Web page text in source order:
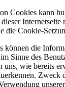
Cookies kann
Internetseite
die Cookie-
können die
Sinne des
uns, wie bereits
Zweck